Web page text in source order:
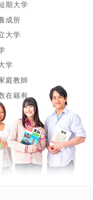
期大学
成所
大学
学
庭教師
在籍有